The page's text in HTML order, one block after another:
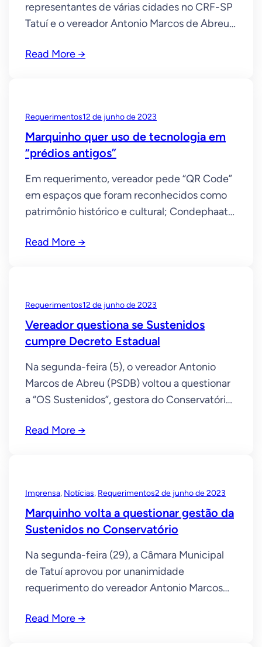
representantes de várias cidades no CRF-SP
Tatuí e o vereador Antonio Marcos de Abreu,
no centro das atenções da reunião deste mês
quarta-feira,
Read More →
Requerimentos12 de junho de 2023
Marquinho quer uso de tecnologia em
“prédios antigos”
Em requerimento, vereador pede “QR Code”
em espaços que foram reconhecidos como
patrimônio histórico e cultural; Condephaat
prédios públicos e espaços reconhecidos
Marquinho da Santa Casa (Antonio
Read More →
Requerimentos12 de junho de 2023
Vereador questiona se Sustenidos
cumpre Decreto Estadual
Na segunda-feira (5), o vereador Antonio
Marcos de Abreu (PSDB) voltou a questionar
a “OS Sustenidos”, gestora do Conservatório
executiva da Sustenidos, Alessandra Costa, o
Museu Ferroviário.Lei incentiva doar NFP à
Santa
Read More →
Imprensa, Notícias, Requerimentos2 de junho de 2023
Marquinho volta a questionar gestão da
Sustenidos no Conservatório
Na segunda-feira (29), a Câmara Municipal
de Tatuí aprovou por unanimidade
requerimento do vereador Antonio Marcos
“Sustenidos”, administradora do
Read More →